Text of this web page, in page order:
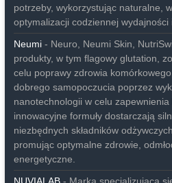
potrzeby, wykorzystując naturalne,
optymalizacji codziennej wydajności
Neumi- Neuro, Neumi Skin,
produkty, w tym flagowy glutation,
celu poprawy zdrowia
dobrego samopoczucia poprzez
nanotechnologii w celu zapewnienia
innowacyjne formuły dostarczają
niezbędnych składników
promując optymalne zdrowie,
energetyczne.